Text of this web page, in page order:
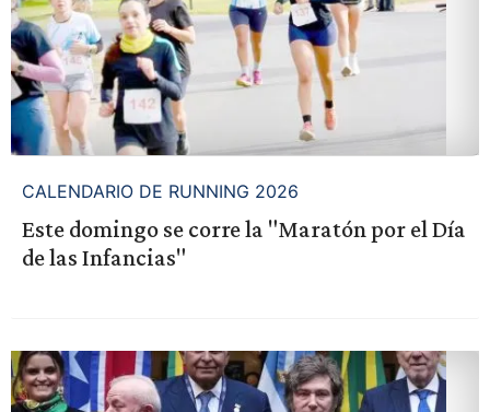
CALENDARIO DE RUNNING 2026
Este domingo se corre la "Maratón por el Día
de las Infancias"